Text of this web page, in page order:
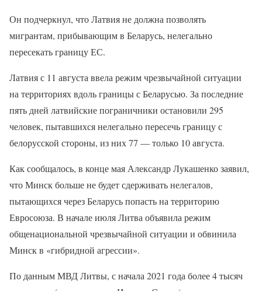
Он подчеркнул, что Латвия не должна позволять
мигрантам, прибывающим в Беларусь, нелегально
пересекать границу ЕС.
Латвия с 11 августа ввела режим чрезвычайной ситуации
на территориях вдоль границы с Беларусью. За последние
пять дней латвийские пограничники остановили 295
человек, пытавшихся нелегально пересечь границу с
белорусской стороны, из них 77 — только 10 августа.
Как сообщалось, в конце мая Александр Лукашенко заявил,
что Минск больше не будет сдерживать нелегалов,
пытающихся через Беларусь попасть на территорию
Евросоюза. В начале июля Литва объявила режим
общенациональной чрезвычайной ситуации и обвинила
Минск в «гибридной агрессии».
По данным МВД Литвы, с начала 2021 года более 4 тысяч